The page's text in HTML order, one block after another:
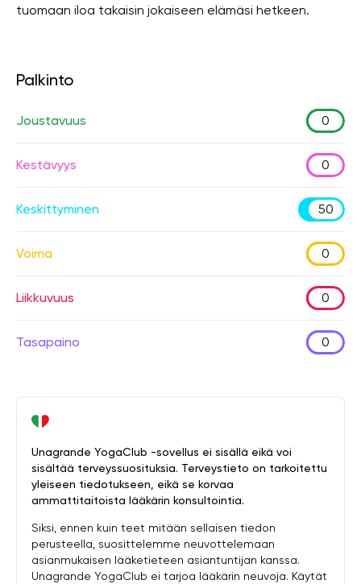
tuomaan iloa takaisin jokaiseen elämäsi hetkeen.
Palkinto
Joustavuus 0
Kestävyys 0
Keskittyminen 50
Voima 0
Liikkuvuus 0
Tasapaino 0
Unagrande YogaClub -sovellus ei sisällä eikä voi
sisältää terveyssuosituksia. Terveystieto on tarkoitettu
yleiseen tiedotukseen, eikä se korvaa
ammattitaitoista lääkärin konsultointia.
Siksi, ennen kuin teet mitään sellaisen tiedon
perusteella, suosittelemme neuvottelemaan
asianmukaisen lääketieteen asiantuntijan kanssa.
Unagrande YogaClub ei tarjoa lääkärin neuvoja. Käytät